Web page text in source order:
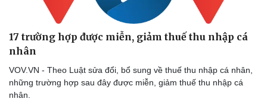
Doanh nghiệp
Thông tin doanh nghiệp
Doanh nghiệp 24h
Doanh nhân
Sành điệu
Tin Công nghệ
17 trường hợp được miễn, giảm thuế thu nhập cá
nhân
VOV.VN - Theo Luật sửa đổi, bổ sung về thuế thu nhập cá nhân,
những trường hợp sau đây được miễn, giảm thuế thu nhập cá
nhân.